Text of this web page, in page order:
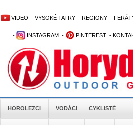
VIDEO - VYSOKÉ TATRY - REGIONY -
- INSTAGRAM - PINTEREST -
HOROLEZCI VODÁCI CYKLISTÉ